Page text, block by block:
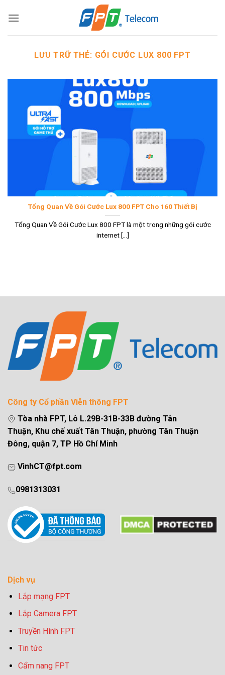
qua
LƯU TRỮ THẺ: GÓI CƯỚC LUX 800 FPT
Tổng Quan Về Gói Cước Lux 800 FPT Cho 160 Thiết Bị
Tổng Quan Về Gói Cước Lux 800 FPT là một trong những gói cước
internet [...]
Công ty Cổ phần Viễn thông FPT
Tòa nhà FPT, Lô L.29B-31B-33B đường Tân
Thuận, Khu chế xuất Tân Thuận, phường Tân Thuận
Đông, quận 7, TP Hồ Chí Minh
VinhCT@fpt.com
0981313031
Dịch vụ
Lắp mạng FPT
Lắp Camera FPT
Truyền Hình FPT
Tin tức
Cẩm nang FPT